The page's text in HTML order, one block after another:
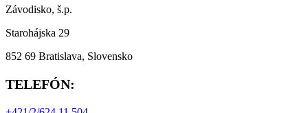
Závodisko, š.p.
Starohájska 29
852 69 Bratislava, Slovensko
TELEFÓN: